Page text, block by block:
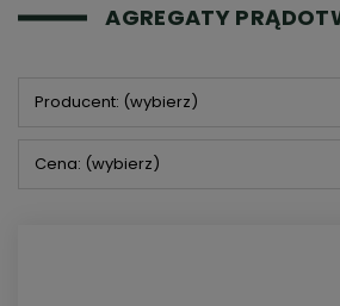
AGREGATY
Producent: (wybierz)
Cena: (wybierz)